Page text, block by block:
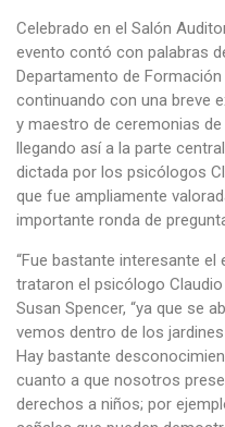
Celebrado en el Salón
evento contó con palabras
Departamento de Formación
continuando con una breve
y maestro de ceremonias de
llegando así a la parte
dictada por los psicólogos
que fue ampliamente
importante ronda de
“Fue bastante interesante
trataron el psicólogo
Susan Spencer, “ya que se
vemos dentro de los
Hay bastante
cuanto a que nosotros
derechos a niños; por